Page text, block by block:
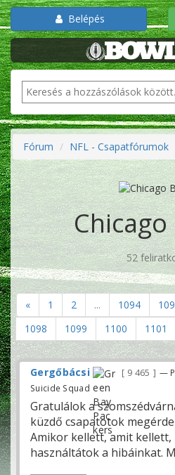
Belépés
Fórum NFL - Csapatfórumok
52
« 1 2 ... 1094
1098
1099 1100 1101
Gergőbácsi 9 465
—
Suicide Squad
Gratulálok a
küzdő csapatotok
Amikor kellett, amit kellett,
használtátok a hibáinkat.